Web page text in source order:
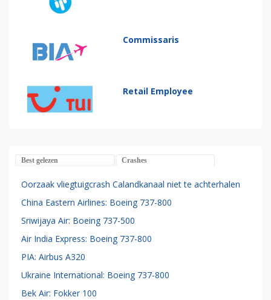
Commissaris
Retail Employee
Best gelezen Crashes
Oorzaak vliegtuigcrash Calandkanaal niet te achterhalen
China Eastern Airlines: Boeing 737-800
Sriwijaya Air: Boeing 737-500
Air India Express: Boeing 737-800
PIA: Airbus A320
Ukraine International: Boeing 737-800
Bek Air: Fokker 100